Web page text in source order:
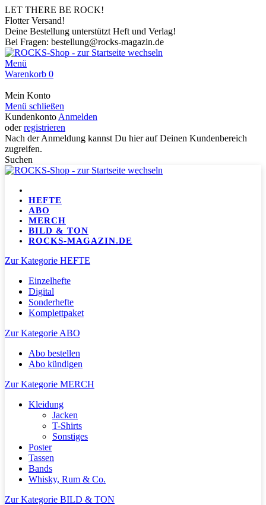
LET THERE BE ROCK!
Flotter Versand!
Deine Bestellung unterstützt Heft und Verlag!
Bei Fragen: bestellung@rocks-magazin.de
Menü
Warenkorb 0
Mein Konto
Menü schließen
Kundenkonto Anmelden
oderregistrieren
Nach der Anmeldung kannst Du hier auf Deinen Kundenbereich
zugreifen.
Suchen
HEFTE
ABO
MERCH
BILD & TON
ROCKS-MAGAZIN.DE
Zur Kategorie HEFTE
Einzelhefte
Digital
Sonderhefte
Komplettpaket
Zur Kategorie ABO
Abo bestellen
Abo kündigen
Zur Kategorie MERCH
Kleidung
Jacken
T-Shirts
Sonstiges
Poster
Tassen
Bands
Whisky, Rum & Co.
Zur Kategorie BILD & TON